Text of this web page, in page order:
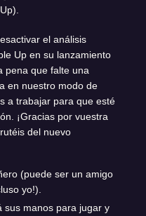
el análisis
Up en su lanzamiento
pena que falte una
en nuestro modo de
a trabajar para que esté
¡Gracias por vuestra
del nuevo
(puede ser un amigo
yo!).
sus manos para jugar y